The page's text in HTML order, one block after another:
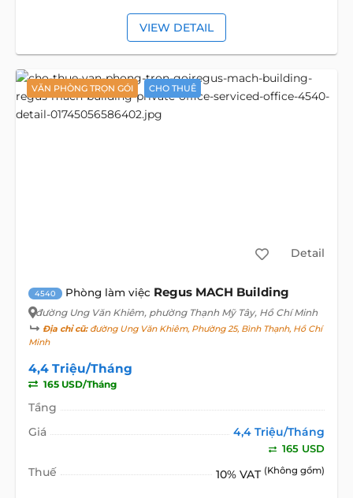
VIEW DETAIL
VĂN PHÒNG TRỌN GÓI CHO THUÊ
Detail
4540 Phòng làm việc Regus MACH Building
đường Ung Văn Khiêm, phường Thạnh Mỹ Tây, Hồ Chí Minh
Địa chỉ cũ:đường Ung Văn Khiêm, Phường 25, Bình Thạnh, Hồ Chí
Minh
4,4 Triệu/Tháng
165 USD/Tháng
Tầng
Giá
4,4 Triệu/Tháng
165 USD
Thuế 10% VAT (Không gồm)